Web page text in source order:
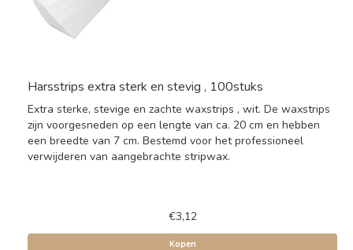
Harsstrips extra sterk en stevig , 100stuks
Extra sterke, stevige en zachte waxstrips , wit. De waxstrips
zijn voorgesneden op een lengte van ca. 20 cm en hebben
een breedte van 7 cm. Bestemd voor het professioneel
verwijderen van aangebrachte stripwax.
€3,12
Kopen